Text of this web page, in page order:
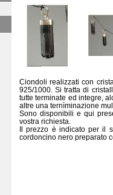
Ciondoli realizzati con
925/1000. Si tratta di
tutte terminate ed integre,
altre una ternìminazione
Sono disponibili e qui
vostra richiesta.
Il prezzo è indicato per il
cordoncino nero preparato